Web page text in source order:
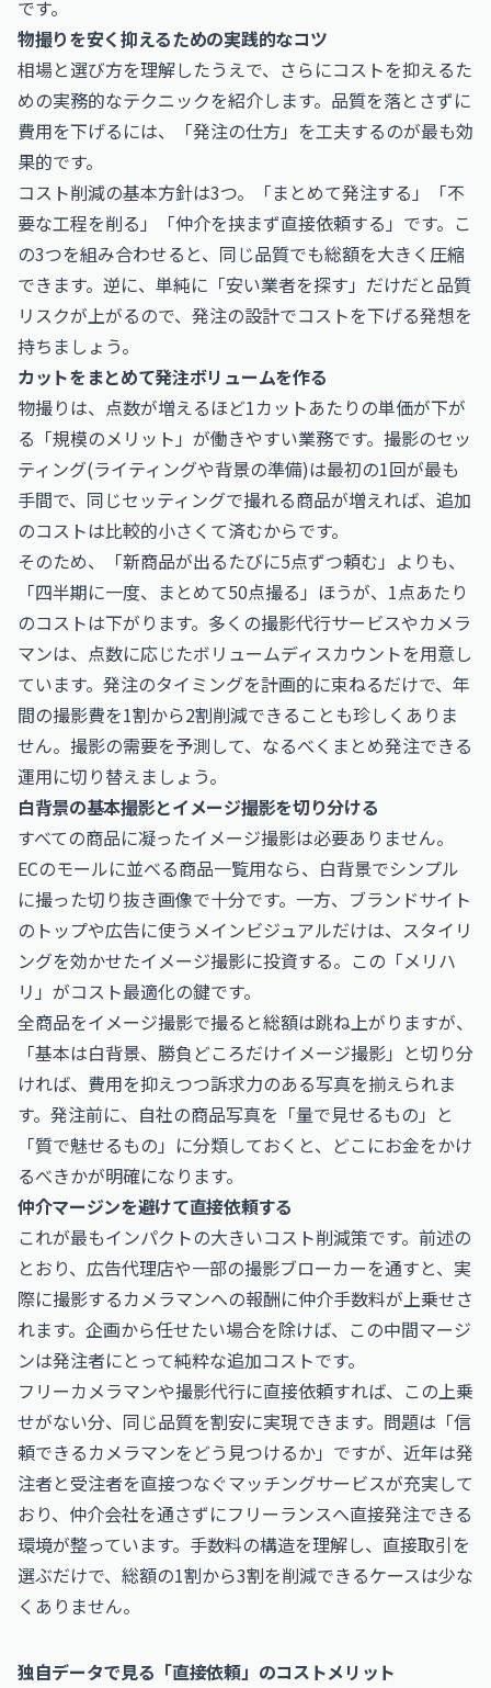
です。
物撮りを安く抑えるための実践的なコツ
相場と選び方を理解したうえで、さらにコストを抑えるた
めの実務的なテクニックを紹介します。品質を落とさずに
費用を下げるには、「発注の仕方」を工夫するのが最も効
果的です。
コスト削減の基本方針は3つ。「まとめて発注する」「不
要な工程を削る」「仲介を挟まず直接依頼する」です。こ
の3つを組み合わせると、同じ品質でも総額を大きく圧縮
できます。逆に、単純に「安い業者を探す」だけだと品質
リスクが上がるので、発注の設計でコストを下げる発想を
持ちましょう。
カットをまとめて発注ボリュームを作る
物撮りは、点数が増えるほど1カットあたりの単価が下が
る「規模のメリット」が働きやすい業務です。撮影のセッ
ティング(ライティングや背景の準備)は最初の1回が最も
手間で、同じセッティングで撮れる商品が増えれば、追加
のコストは比較的小さくて済むからです。
そのため、「新商品が出るたびに5点ずつ頼む」よりも、
「四半期に一度、まとめて50点撮る」ほうが、1点あたり
のコストは下がります。多くの撮影代行サービスやカメラ
マンは、点数に応じたボリュームディスカウントを用意し
ています。発注のタイミングを計画的に束ねるだけで、年
間の撮影費を1割から2割削減できることも珍しくありま
せん。撮影の需要を予測して、なるべくまとめ発注できる
運用に切り替えましょう。
白背景の基本撮影とイメージ撮影を切り分ける
すべての商品に凝ったイメージ撮影は必要ありません。
ECのモールに並べる商品一覧用なら、白背景でシンプル
に撮った切り抜き画像で十分です。一方、ブランドサイト
のトップや広告に使うメインビジュアルだけは、スタイリ
ングを効かせたイメージ撮影に投資する。この「メリハ
リ」がコスト最適化の鍵です。
全商品をイメージ撮影で撮ると総額は跳ね上がりますが、
「基本は白背景、勝負どころだけイメージ撮影」と切り分
ければ、費用を抑えつつ訴求力のある写真を揃えられま
す。発注前に、自社の商品写真を「量で見せるもの」と
「質で魅せるもの」に分類しておくと、どこにお金をかけ
るべきかが明確になります。
仲介マージンを避けて直接依頼する
これが最もインパクトの大きいコスト削減策です。前述の
とおり、広告代理店や一部の撮影ブローカーを通すと、実
際に撮影するカメラマンへの報酬に仲介手数料が上乗せさ
れます。企画から任せたい場合を除けば、この中間マージ
ンは発注者にとって純粋な追加コストです。
フリーカメラマンや撮影代行に直接依頼すれば、この上乗
せがない分、同じ品質を割安に実現できます。問題は「信
頼できるカメラマンをどう見つけるか」ですが、近年は発
注者と受注者を直接つなぐマッチングサービスが充実して
おり、仲介会社を通さずにフリーランスへ直接発注できる
環境が整っています。手数料の構造を理解し、直接取引を
選ぶだけで、総額の1割から3割を削減できるケースは少な
くありません。
独自データで見る「直接依頼」のコストメリット